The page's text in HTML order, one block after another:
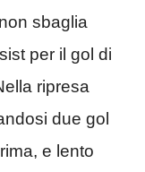
sbaglia
per il gol di
ripresa
due gol
e lento